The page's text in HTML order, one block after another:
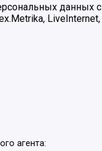
данных с
LiveInternet,
агента: